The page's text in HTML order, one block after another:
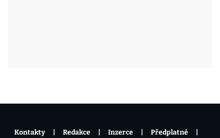
Kontakty Redakce Inzerce Předplatné